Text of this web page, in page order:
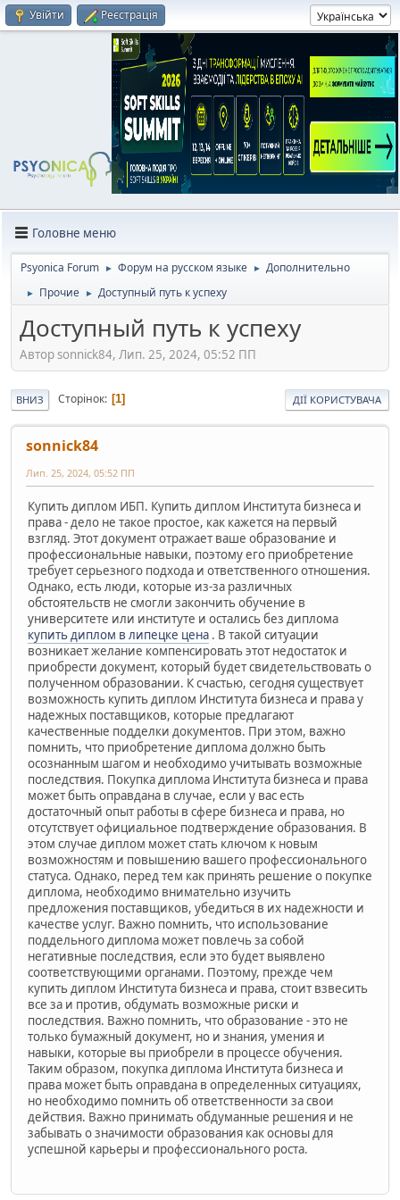
Увійти Реєстрація
Головне меню
Psyonica Forum ► Форум на русском языке ► Дополнительно
► Прочие ► Доступный путь к успеху
Доступный путь к успеху
Автор sonnick84, Лип. 25, 2024, 05:52 ПП
ВНИЗ Сторінок 1 ДІЇ КОРИСТУВАЧА
sonnick84
Лип. 25, 2024, 05:52 ПП
Купить диплом ИБП. Купить диплом Института бизнеса и
права - дело не такое простое, как кажется на первый
взгляд. Этот документ отражает ваше образование и
профессиональные навыки, поэтому его приобретение
требует серьезного подхода и ответственного отношения.
Однако, есть люди, которые из-за различных
обстоятельств не смогли закончить обучение в
университете или институте и остались без диплома
купить диплом в липецке цена . В такой ситуации
возникает желание компенсировать этот недостаток и
приобрести документ, который будет свидетельствовать о
полученном образовании. К счастью, сегодня существует
возможность купить диплом Института бизнеса и права у
надежных поставщиков, которые предлагают
качественные подделки документов. При этом, важно
помнить, что приобретение диплома должно быть
осознанным шагом и необходимо учитывать возможные
последствия. Покупка диплома Института бизнеса и права
может быть оправдана в случае, если у вас есть
достаточный опыт работы в сфере бизнеса и права, но
отсутствует официальное подтверждение образования. В
этом случае диплом может стать ключом к новым
возможностям и повышению вашего профессионального
статуса. Однако, перед тем как принять решение о покупке
диплома, необходимо внимательно изучить
предложения поставщиков, убедиться в их надежности и
качестве услуг. Важно помнить, что использование
поддельного диплома может повлечь за собой
негативные последствия, если это будет выявлено
соответствующими органами. Поэтому, прежде чем
купить диплом Института бизнеса и права, стоит взвесить
все за и против, обдумать возможные риски и
последствия. Важно помнить, что образование - это не
только бумажный документ, но и знания, умения и
навыки, которые вы приобрели в процессе обучения.
Таким образом, покупка диплома Института бизнеса и
права может быть оправдана в определенных ситуациях,
но необходимо помнить об ответственности за свои
действия. Важно принимать обдуманные решения и не
забывать о значимости образования как основы для
успешной карьеры и профессионального роста.